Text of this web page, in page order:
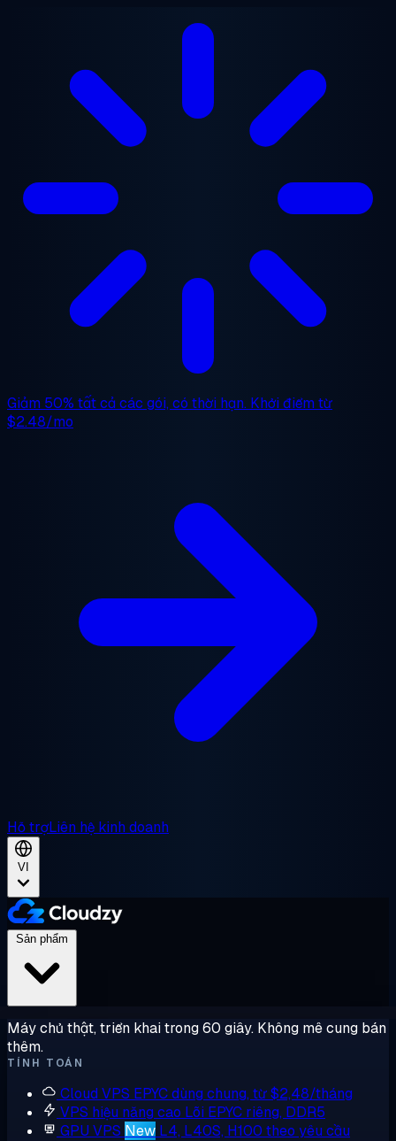
Giảm 50% tất cả các gói, có thời hạn. Khởi điểm từ
$2.48/mo
Hỗ trợLiên hệ kinh doanh
VI
Máy chủ thật, triển khai trong 60 giây. Không mê cung bán
thêm.
TÍNH TOÁN
Cloud VPS EPYC dùng chung, từ $2,48/tháng
VPS hiệu năng cao Lõi EPYC riêng, DDR5
GPU VPS New L4, L40S, H100 theo yêu cầu